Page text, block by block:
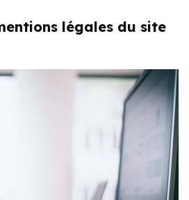
légales du site